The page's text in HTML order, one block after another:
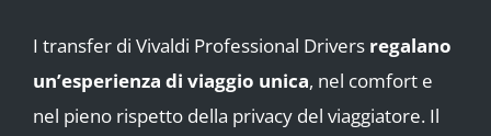
I transfer di Vivaldi Professional Drivers regalano
un’esperienza di viaggio unica, nel comfort e
nel pieno rispetto della privacy del viaggiatore. Il